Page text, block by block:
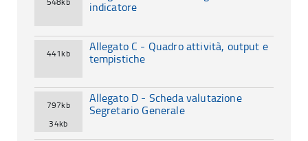
indicatore
441kb
Allegato C - Quadro attività, output e
tempistiche
797kb
34kb
Allegato D - Scheda valutazione
Segretario Generale